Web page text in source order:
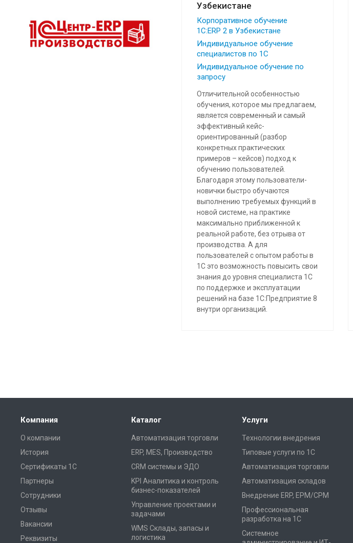
Узбекистане
Корпоративное обучение
1С:ERP 2 в Узбекистане
Индивидуальное обучение
специалистов по 1С
Индивидуальное обучение по
запросу
Отличительной особенностью
обучения, которое мы предлагаем,
является современный и самый
эффективный кейс-
ориентированный (разбор
конкретных практических
примеров – кейсов) подход к
обучению пользователей.
Благодаря этому пользователи-
новички быстро обучаются
выполнению требуемых функций в
новой системе, на практике
максимально приближенной к
реальной работе, без отрыва от
производства. А для
пользователей с опытом работы в
1С это возможность повысить свои
знания до уровня специалиста 1С
по поддержке и эксплуатации
решений на базе 1С:Предприятие 8
внутри организаций.
Компания
О компании
История
Сертификаты 1С
Партнеры
Сотрудники
Отзывы
Вакансии
Реквизиты
Каталог
Автоматизация торговли
ERP, MES, Производство
CRM системы и ЭДО
KPI Аналитика и контроль
бизнес-показателей
Управление проектами и
задачами
WMS Склады, запасы и
логистика
Услуги
Технологии внедрения
Типовые услуги по 1С
Автоматизация торговли
Автоматизация складов
Внедрение ERP, EPM/CPM
Профессиональная
разработка на 1С
Системное